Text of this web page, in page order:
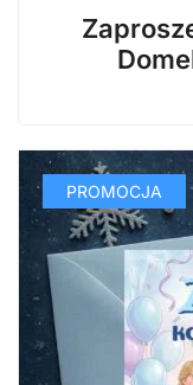
PROMOCJA